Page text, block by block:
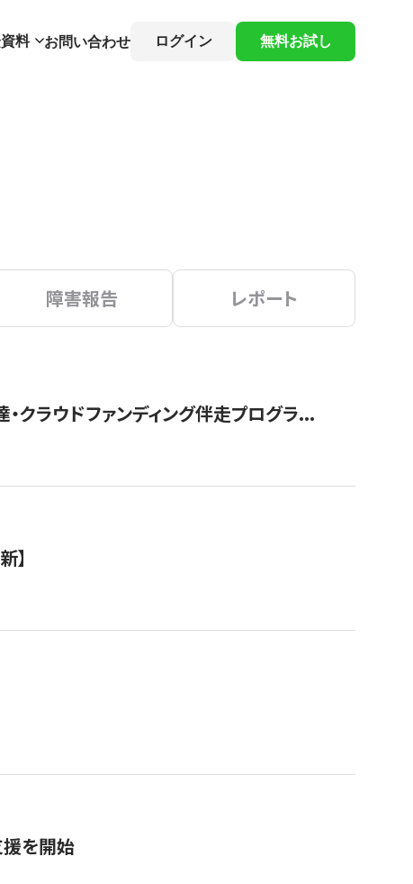
資料 お問い合わせ ログイン 無料お試し
障害報告 レポート
クラウドファンディング伴走プログラ...
】
を開始